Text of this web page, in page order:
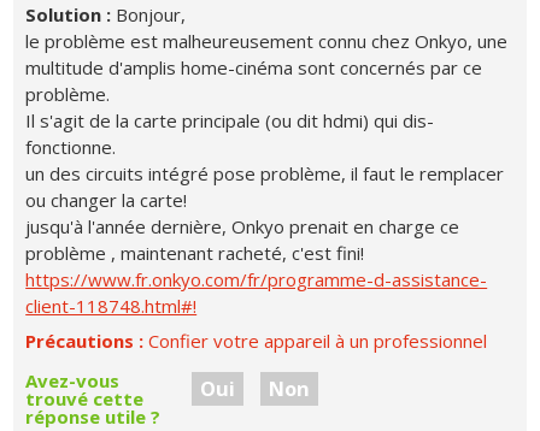
Solution : Bonjour,
le problème est malheureusement connu chez Onkyo, une
multitude d'amplis home-cinéma sont concernés par ce
problème.
Il s'agit de la carte principale (ou dit hdmi) qui dis-
fonctionne.
un des circuits intégré pose problème, il faut le remplacer
ou changer la carte!
jusqu'à l'année dernière, Onkyo prenait en charge ce
problème , maintenant racheté, c'est fini!
https://www.fr.onkyo.com/fr/programme-d-assistance-
client-118748.html#!
Précautions :Confier votre appareil à un professionnel
Avez-vous
trouvé cette
réponse utile ?
Oui Non